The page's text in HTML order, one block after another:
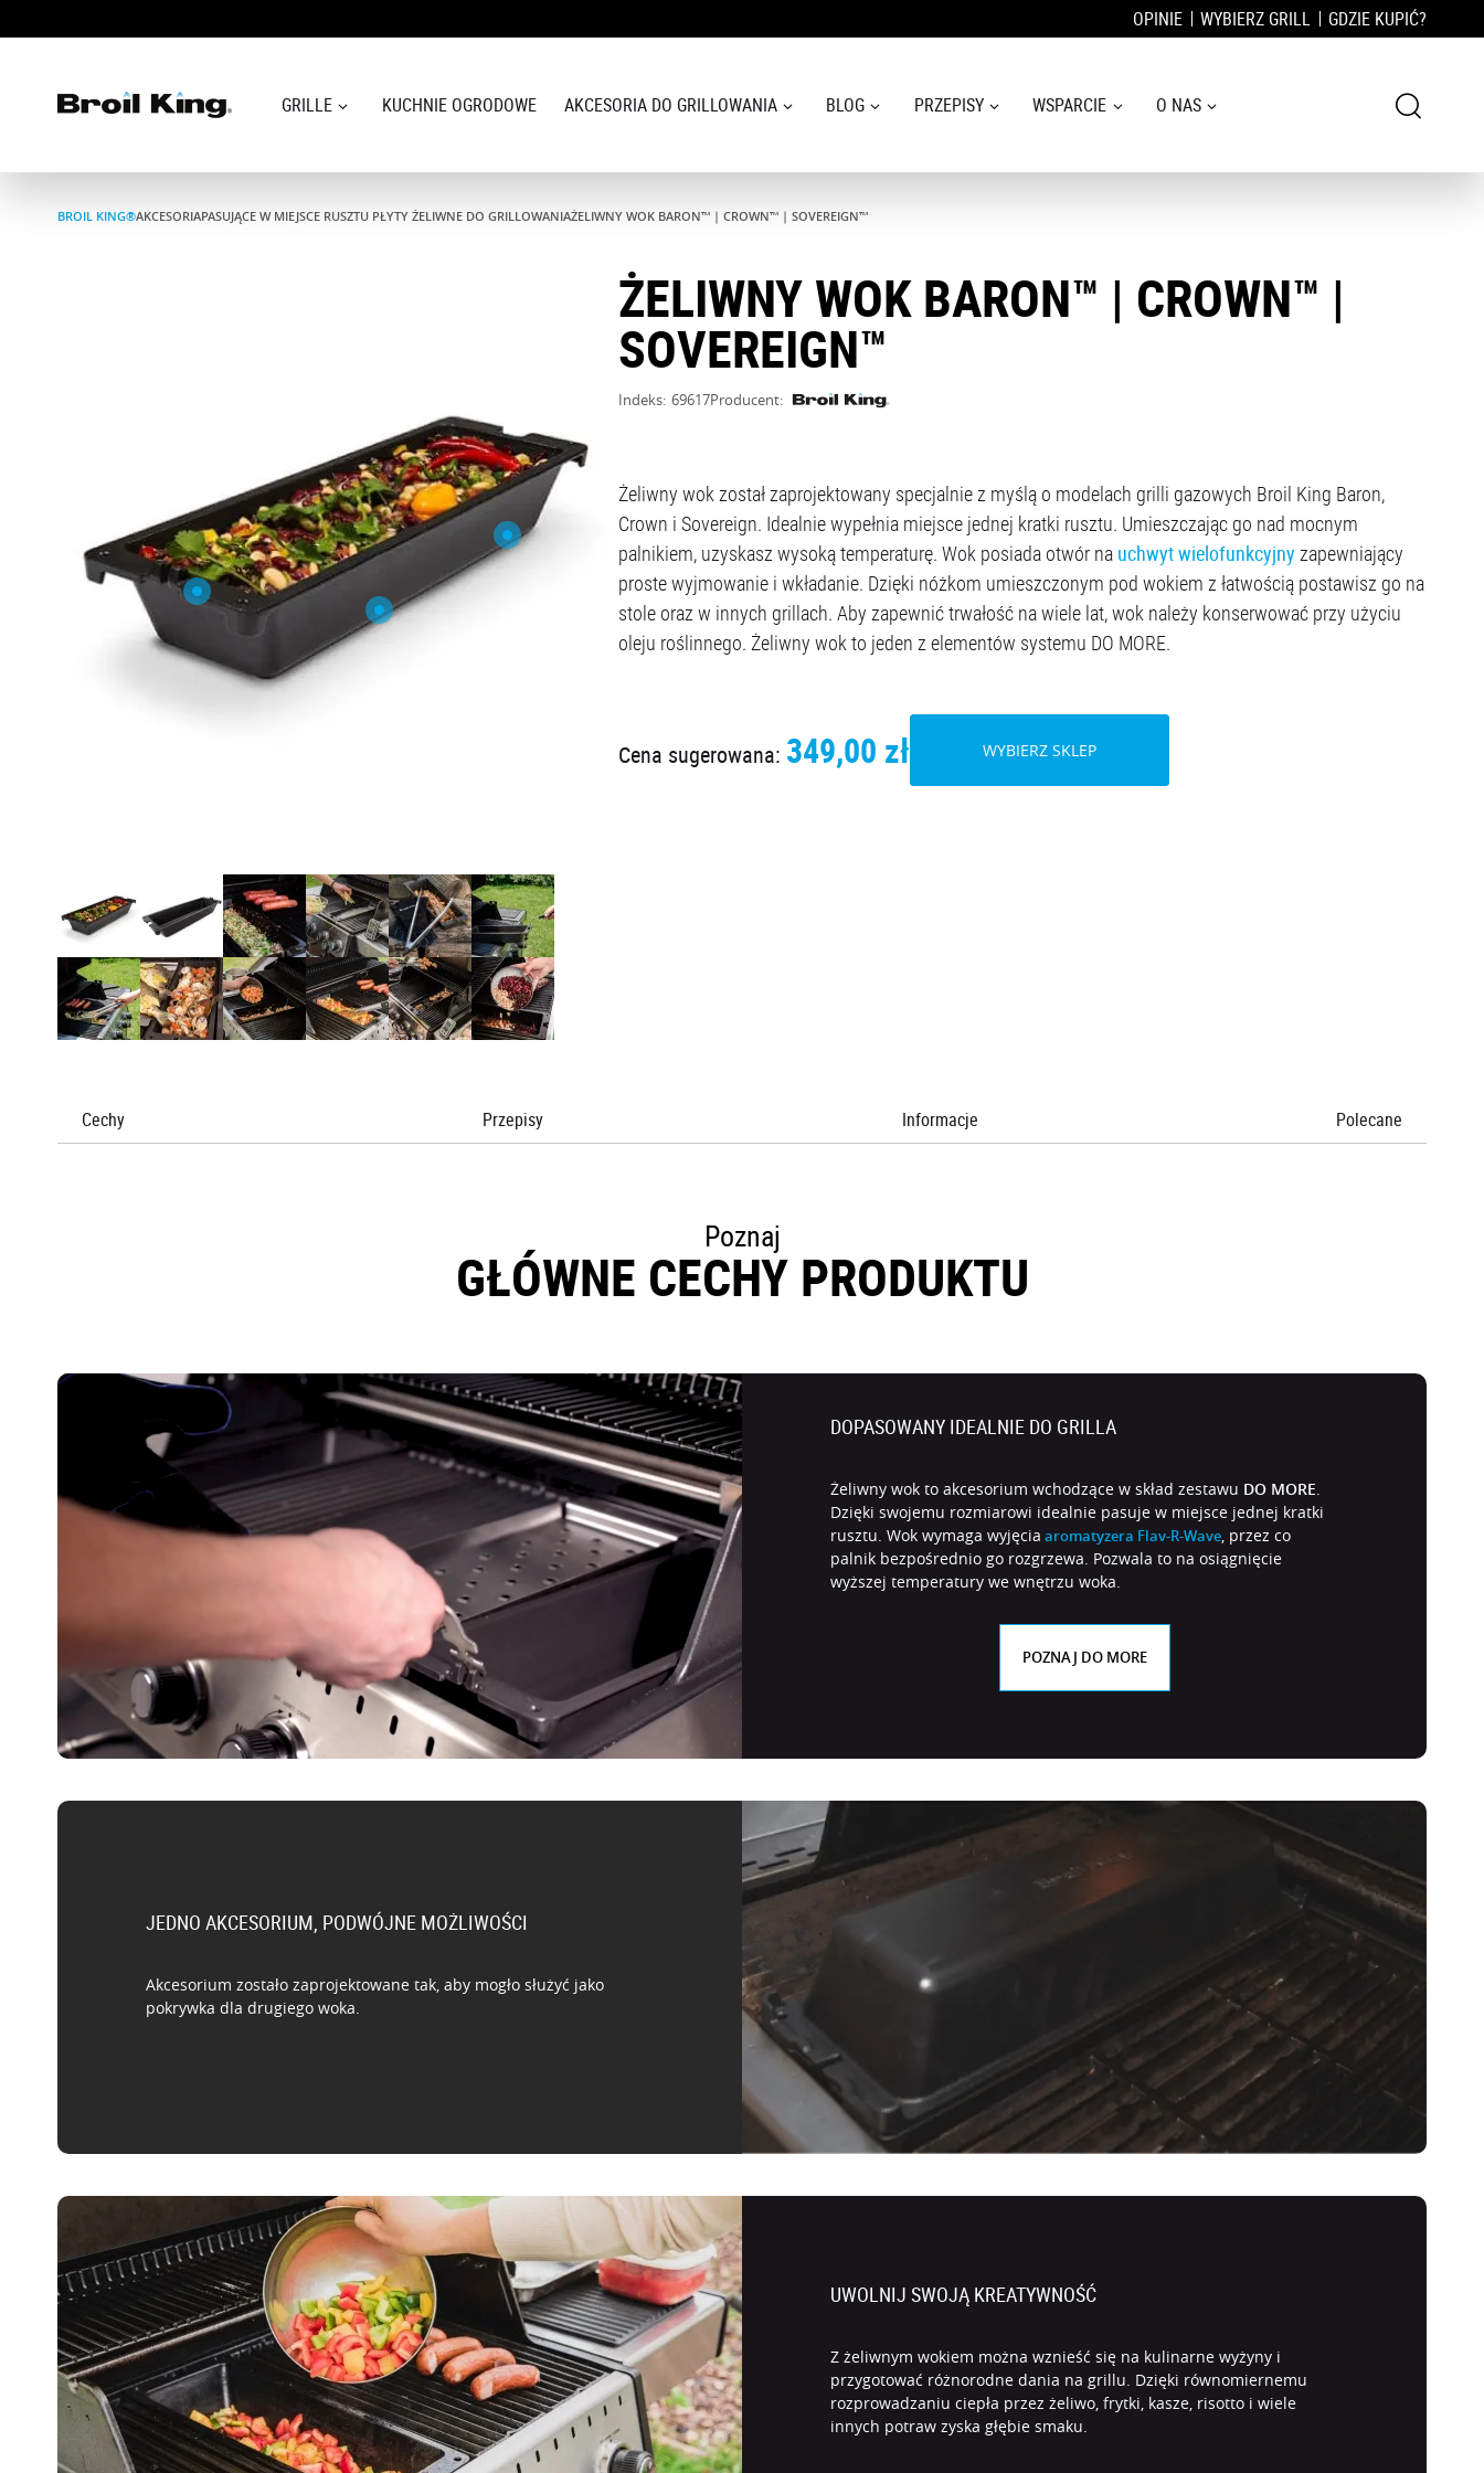
OPINIE WYBIERZ GRILL GDZIE KUPIĆ?
WSPARCIE
O NAS
GRILLE KUCHNIE OGRODOWE AKCESORIA DO GRILLOWANIA BLOG PRZEPISY WSPARCIE O NAS
BROIL KING®AKCESORIAPASUJĄCE W MIEJSCE RUSZTU PŁYTY ŻELIWNE DO GRILLOWANIAŻELIWNY WOK BARON™ | CROWN™ | SOVEREIGN™
ŻELIWNY WOK BARON™ | CROWN™ |
SOVEREIGN™
Indeks: 69617Producent:
Żeliwny wok został zaprojektowany specjalnie z myślą o modelach grilli gazowych Broil King Baron,
Crown i Sovereign. Idealnie wypełnia miejsce jednej kratki rusztu. Umieszczając go nad mocnym
palnikiem, uzyskasz wysoką temperaturę. Wok posiada otwór na uchwyt wielofunkcyjny zapewniający
proste wyjmowanie i wkładanie. Dzięki nóżkom umieszczonym pod wokiem z łatwością postawisz go na
stole oraz w innych grillach. Aby zapewnić trwałość na wiele lat, wok należy konserwować przy użyciu
oleju roślinnego. Żeliwny wok to jeden z elementów systemu DO MORE.
Cena sugerowana: 349,00 zł WYBIERZ SKLEP
Cechy Przepisy Informacje Polecane
Poznaj
GŁÓWNE CECHY PRODUKTU
DOPASOWANY IDEALNIE DO GRILLA
Żeliwny wok to akcesorium wchodzące w skład zestawu DO MORE.
Dzięki swojemu rozmiarowi idealnie pasuje w miejsce jednej kratki
rusztu. Wok wymaga wyjęcia aromatyzera Flav-R-Wave, przez co
palnik bezpośrednio go rozgrzewa. Pozwala to na osiągnięcie
wyższej temperatury we wnętrzu woka.
POZNAJ DO MORE
JEDNO AKCESORIUM, PODWÓJNE MOŻLIWOŚCI
Akcesorium zostało zaprojektowane tak, aby mogło służyć jako
pokrywka dla drugiego woka.
UWOLNIJ SWOJĄ KREATYWNOŚĆ
Z żeliwnym wokiem można wznieść się na kulinarne wyżyny i
przygotować różnorodne dania na grillu. Dzięki równomiernemu
rozprowadzaniu ciepła przez żeliwo, frytki, kasze, risotto i wiele
innych potraw zyska głębie smaku.
Serwis wykorzystuje pliki cookies!